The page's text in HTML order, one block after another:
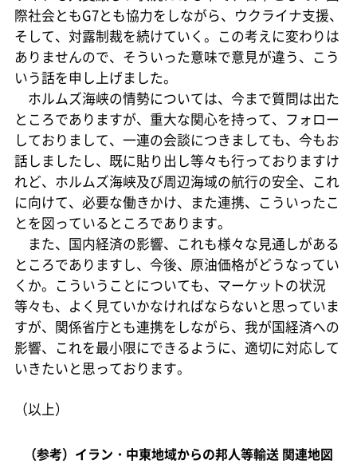
際社会ともG7とも協力をしながら、ウクライナ支援、
そして、対露制裁を続けていく。この考えに変わりは
ありませんので、そういった意味で意見が違う、こう
いう話を申し上げました。
ホルムズ海峡の情勢については、今まで質問は出た
ところでありますが、重大な関心を持って、フォロー
しておりまして、一連の会談につきましても、今もお
話しましたし、既に貼り出し等々も行っておりますけ
れど、ホルムズ海峡及び周辺海域の航行の安全、これ
に向けて、必要な働きかけ、また連携、こういったこ
とを図っているところであります。
また、国内経済の影響、これも様々な見通しがある
ところでありますし、今後、原油価格がどうなってい
くか。こういうことについても、マーケットの状況
等々も、よく見ていかなければならないと思っていま
すが、関係省庁とも連携をしながら、我が国経済への
影響、これを最小限にできるように、適切に対応して
いきたいと思っております。
（以上）
（参考）イラン・中東地域からの邦人等輸送 関連地図